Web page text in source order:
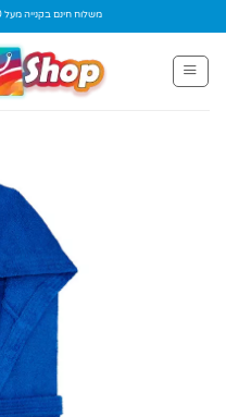
to
content
משלוח חינם בקנייה מעל 200 ₪ אספקה עד